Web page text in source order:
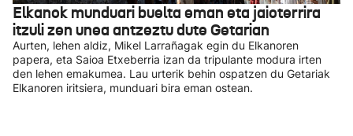
Elkanok munduari buelta eman eta jaioterrira
itzuli zen unea antzeztu dute Getarian
Aurten, lehen aldiz, Mikel Larrañagak egin du Elkanoren
papera, eta Saioa Etxeberria izan da tripulante modura irten
den lehen emakumea. Lau urterik behin ospatzen du Getariak
Elkanoren iritsiera, munduari bira eman ostean.